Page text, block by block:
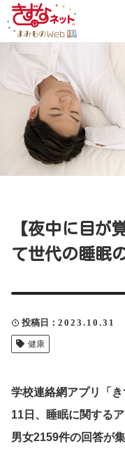
【夜中に目が
て世代の睡眠
投稿日 2023.10.31
健康
学校連絡網アプリ「
11日、睡眠に関する
男女2159件の回答が
感